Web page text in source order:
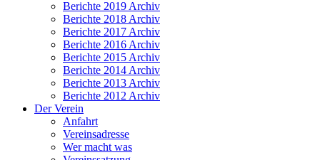
Berichte 2019 Archiv
Berichte 2018 Archiv
Berichte 2017 Archiv
Berichte 2016 Archiv
Berichte 2015 Archiv
Berichte 2014 Archiv
Berichte 2013 Archiv
Berichte 2012 Archiv
Der Verein
Anfahrt
Vereinsadresse
Wer macht was